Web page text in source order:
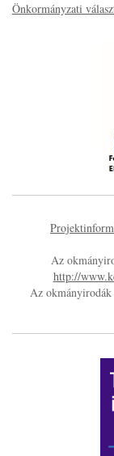
Önkormányzati
Az
http://
Az